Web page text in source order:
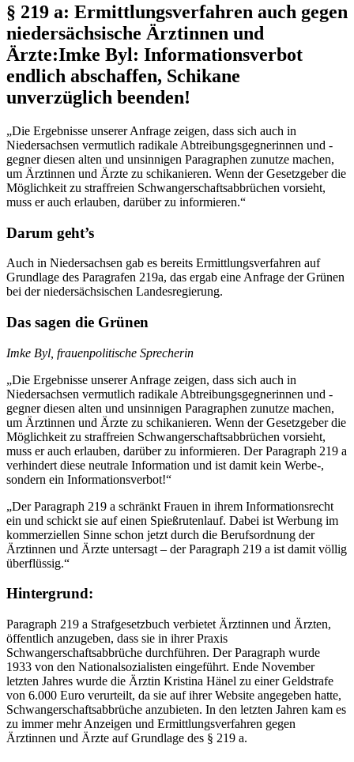
§ 219 a: Ermittlungsverfahren auch gegen
niedersächsische Ärztinnen und
Ärzte:Imke Byl: Informationsverbot
endlich abschaffen, Schikane
unverzüglich beenden!
„Die Ergebnisse unserer Anfrage zeigen, dass sich auch in
Niedersachsen vermutlich radikale Abtreibungsgegnerinnen und -
gegner diesen alten und unsinnigen Paragraphen zunutze machen,
um Ärztinnen und Ärzte zu schikanieren. Wenn der Gesetzgeber die
Möglichkeit zu straffreien Schwangerschaftsabbrüchen vorsieht,
muss er auch erlauben, darüber zu informieren.“
Darum geht’s
Auch in Niedersachsen gab es bereits Ermittlungsverfahren auf
Grundlage des Paragrafen 219a, das ergab eine Anfrage der Grünen
bei der niedersächsischen Landesregierung.
Das sagen die Grünen
Imke Byl, frauenpolitische Sprecherin
„Die Ergebnisse unserer Anfrage zeigen, dass sich auch in
Niedersachsen vermutlich radikale Abtreibungsgegnerinnen und -
gegner diesen alten und unsinnigen Paragraphen zunutze machen,
um Ärztinnen und Ärzte zu schikanieren. Wenn der Gesetzgeber die
Möglichkeit zu straffreien Schwangerschaftsabbrüchen vorsieht,
muss er auch erlauben, darüber zu informieren. Der Paragraph 219 a
verhindert diese neutrale Information und ist damit kein Werbe-,
sondern ein Informationsverbot!“
„Der Paragraph 219 a schränkt Frauen in ihrem Informationsrecht
ein und schickt sie auf einen Spießrutenlauf. Dabei ist Werbung im
kommerziellen Sinne schon jetzt durch die Berufsordnung der
Ärztinnen und Ärzte untersagt – der Paragraph 219 a ist damit völlig
überflüssig.“
Hintergrund:
Paragraph 219 a Strafgesetzbuch verbietet Ärztinnen und Ärzten,
öffentlich anzugeben, dass sie in ihrer Praxis
Schwangerschaftsabbrüche durchführen. Der Paragraph wurde
1933 von den Nationalsozialisten eingeführt. Ende November
letzten Jahres wurde die Ärztin Kristina Hänel zu einer Geldstrafe
von 6.000 Euro verurteilt, da sie auf ihrer Website angegeben hatte,
Schwangerschaftsabbrüche anzubieten. In den letzten Jahren kam es
zu immer mehr Anzeigen und Ermittlungsverfahren gegen
Ärztinnen und Ärzte auf Grundlage des § 219 a.